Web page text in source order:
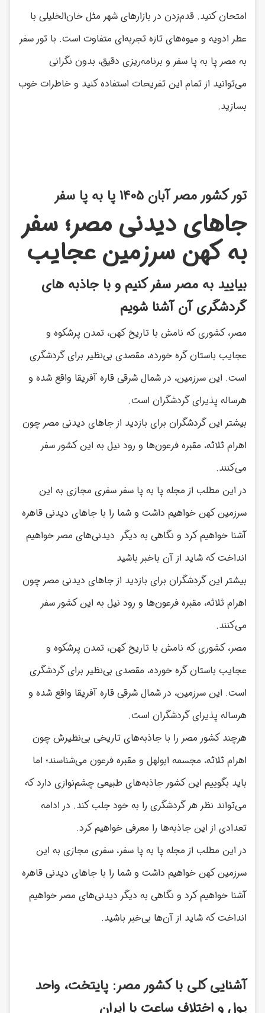
امتحان کنید. قدم‌زدن در بازارهای شهر مثل خان‌الخلیلی با
عطر ادویه و میوه‌های تازه تجربه‌ای متفاوت است. با تور سفر
به مصر پا به پا سفر و برنامه‌ریزی دقیق، بدون نگرانی
می‌توانید از تمام این تفریحات استفاده کنید و خاطرات خوب
بسازید.
تور کشور مصر آبان 1405 پا به پا سفر
جاهای دیدنی مصر؛ سفر
به کهن سرزمین عجایب
بیایید به مصر سفر کنیم و با جاذبه های
گردشگری آن آشنا شویم
مصر، کشوری که نامش با تاریخ کهن، تمدن پرشکوه و
عجایب باستان گره خورده، مقصدی بی‌نظیر برای گردشگری
است. این سرزمین، در شمال شرقی قاره آفریقا واقع شده و
هرساله پذیرای گردشگران است.
بیشتر این گردشگران برای بازدید از جاهای دیدنی مصر چون
اهرام ثلاثه، مقبره فرعون‌ها و رود نیل به این کشور سفر
می‌کنند.
در این مطلب از مجله پا به پا سفر سفری مجازی به این
سرزمین کهن خواهیم داشت و شما را با جاهای دیدنی قاهره
آشنا خواهیم کرد و نگاهی به دیگر دیدنی‌های مصر خواهیم
انداخت که شاید از آن باخبر باشید
بیشتر این گردشگران برای بازدید از جاهای دیدنی مصر چون
اهرام ثلاثه، مقبره فرعون‌ها و رود نیل به این کشور سفر
می‌کنند.
مصر، کشوری که نامش با تاریخ کهن، تمدن پرشکوه و
عجایب باستان گره خورده، مقصدی بی‌نظیر برای گردشگری
است. این سرزمین، در شمال شرقی قاره آفریقا واقع شده و
هرساله پذیرای گردشگران است.
هرچند کشور مصر را با جاذبه‌های تاریخی بی‌نظیرش چون
اهرام ثلاثه، مجسمه ابولهل و مقبره فرعون می‌شناسند؛ اما
باید بگوییم این کشور جاذبه‌های طبیعی چشم‌نوازی دارد که
می‌تواند نظر هر گردشگری را به خود جلب کند. در ادامه
تعدادی از این جاذبه‌ها را معرفی خواهیم کرد.
در این مطلب از مجله پا به پا سفر، سفری مجازی به این
سرزمین کهن خواهیم داشت و شما را با جاهای دیدنی قاهره
آشنا خواهیم کرد و نگاهی به دیگر دیدنی‌های مصر خواهیم
انداخت که شاید از آن‌ها بی‌خبر باشید.
آشنایی کلی با کشور مصر: پایتخت، واحد
پول و اختلاف ساعت با ایران